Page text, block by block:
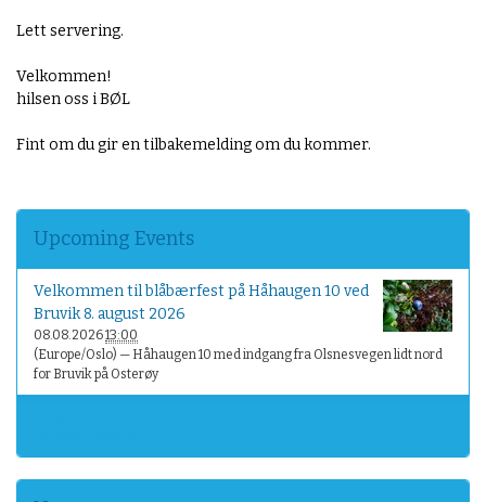
o
i
s
e
n
/
t
-
Lett servering.
Velkommen!
hilsen oss i BØL
Fint om du gir en tilbakemelding om du kommer.
Upcoming Events
Velkommen til blåbærfest på Håhaugen 10 ved
Bruvik 8. august 2026
08.08.202613:00
(Europe/Oslo) — Håhaugen 10 med indgang fra Olsnesvegen lidt nord
for Bruvik på Osterøy